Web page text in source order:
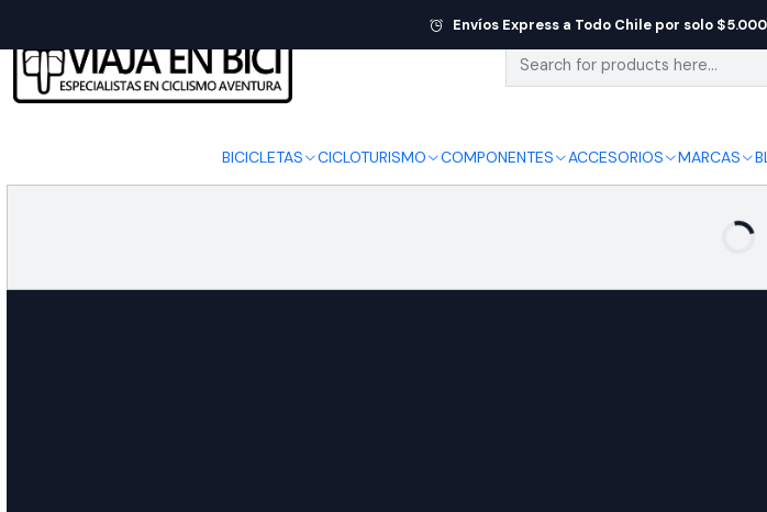
BICICLETAS CICLOTURISMO COMPONENTES ACCESORIOS MARCAS
Envíos Express a Todo Chile por solo